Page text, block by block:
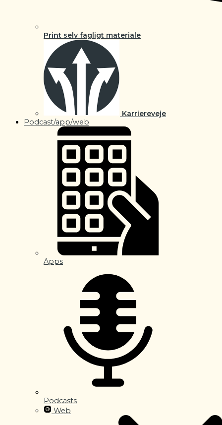
Print selv fagligt materiale
Karriereveje
Podcast/app/web
Apps
Podcasts
Web